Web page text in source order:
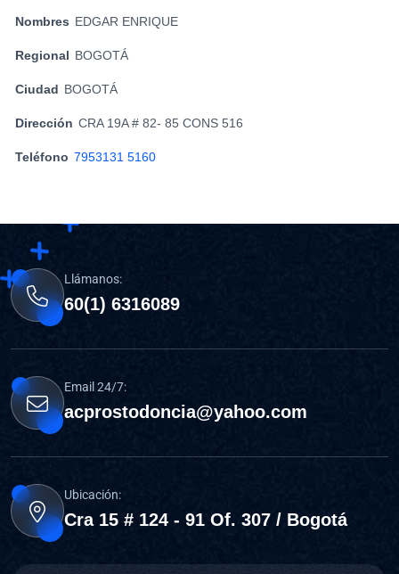
Nombres EDGAR ENRIQUE
Regional BOGOTÁ
Ciudad BOGOTÁ
Dirección CRA 19A # 82- 85 CONS 516
Teléfono 7953131 5160
Llámanos:
60(1) 6316089
Email 24/7:
acprostodoncia@yahoo.com
Ubicación:
Cra 15 # 124 - 91 Of. 307 / Bogotá